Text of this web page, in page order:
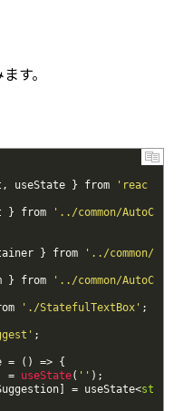
す。
, useState } from
'reac
} from
'../common/AutoC
} from
'../common/
} from
'../common/AutoC
'./StatefulTextBox' ;
;
= ( ) => {
= useState( '' ) ;
= useState<st